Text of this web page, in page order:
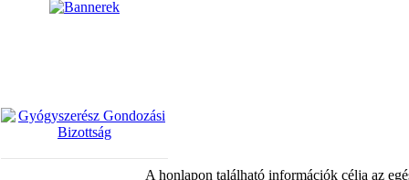
A honlapon található információk célja az